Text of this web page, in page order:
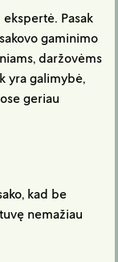
Pasak
gaminimo
daržovėms
yra galimybė,
geriau
kad be
nemažiau